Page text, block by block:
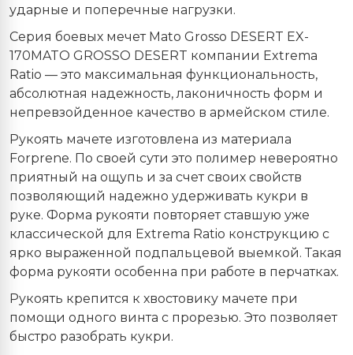
ударные и поперечные нагрузки.
Серия боевых мечет Mato Grosso DESERT EX-
170MATO GROSSO DESERT компании Extrema
Ratio — это максимальная функциональность,
абсолютная надежность, лаконичность форм и
непревзойденное качество в армейском стиле.
Рукоять мачете изготовлена из материала
Forprene. По своей сути это полимер невероятно
приятный на ощупь и за счет своих свойств
позволяющий надежно удерживать кукри в
руке. Форма рукояти повторяет ставшую уже
классической для Extrema Ratio конструкцию с
ярко выраженной подпальцевой выемкой. Такая
форма рукояти особенна при работе в перчатках.
Рукоять крепится к хвостовику мачете при
помощи одного винта с прорезью. Это позволяет
быстро разобрать кукри.